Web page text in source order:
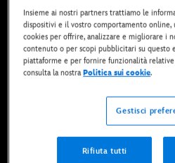
Ora disponibile su
GUARDALO
Insieme ai nostri partners trattiamo le
dispositivi e il vostro comportamento
cookies per offrire, analizzare e migliorare i
contenuto o per scopi pubblicitari su questo
piattaforme e per fornire funzionalità relative
consulta la nostraPolitica sui cookie.
Gestisci
Rifiuta tutti